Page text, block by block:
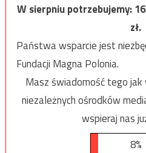
W sierpniu potrzebujemy:
zł.
Państwa wsparcie jest
Fundacji Magna Polonia.
Masz świadomość tego
niezależnych ośrodków
wspieraj nas
8%